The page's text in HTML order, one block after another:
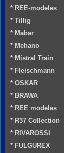
* REE-modeles
* Tillig
* Mabar
* Mehano
* Mistral Train
* Fleischmann
* OSKAR
* BRAWA
* REE modeles
* R37 Collection
* RIVAROSSI
* FULGUREX